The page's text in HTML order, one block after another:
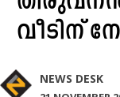
വീടിന്
NEWS DESK